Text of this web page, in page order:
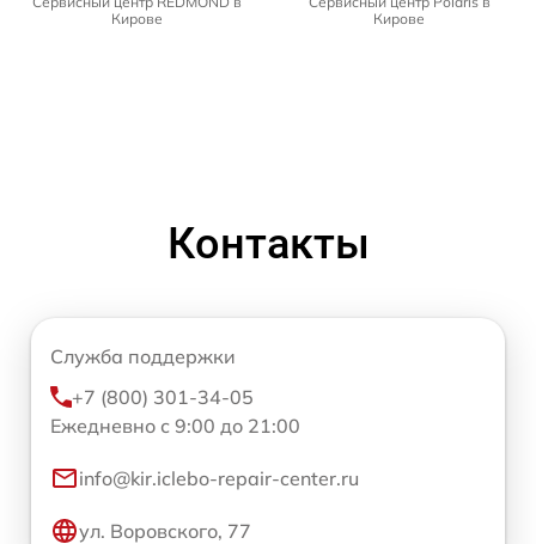
Кирове
Кирове
Контакты
Служба поддержки
+7 (800) 301-34-05
Ежедневно с 9:00 до 21:00
info@kir.iclebo-repair-center.ru
ул. Воровского, 77